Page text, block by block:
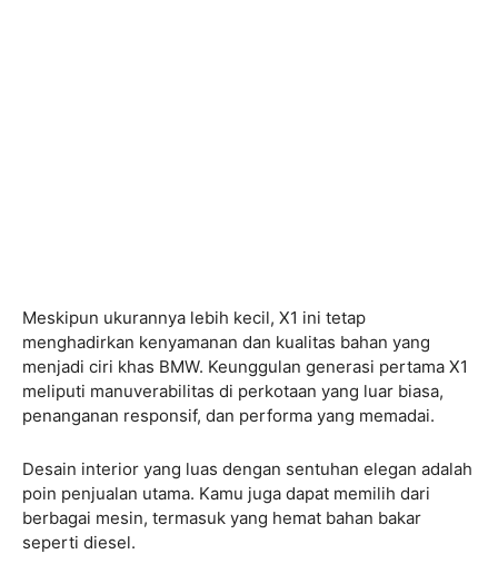
Meskipun ukurannya lebih kecil, X1 ini tetap
menghadirkan kenyamanan dan kualitas bahan yang
menjadi ciri khas BMW. Keunggulan generasi pertama X1
meliputi manuverabilitas di perkotaan yang luar biasa,
penanganan responsif, dan performa yang memadai.
Desain interior yang luas dengan sentuhan elegan adalah
poin penjualan utama. Kamu juga dapat memilih dari
berbagai mesin, termasuk yang hemat bahan bakar
seperti diesel.